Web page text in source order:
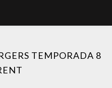
TEMPORADA 8